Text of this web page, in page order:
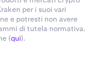
per i suoi vari
e potresti non avere
di tutela normativa.
(qui).